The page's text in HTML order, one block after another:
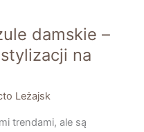
damskie –
na
Leżajsk
trendami, ale są